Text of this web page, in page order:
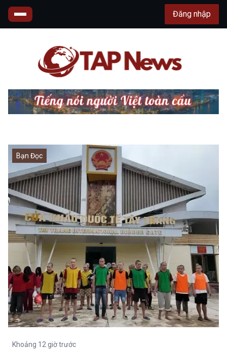
Đăng nhập
Bạn Đọc
Khoảng 12 giờ trước